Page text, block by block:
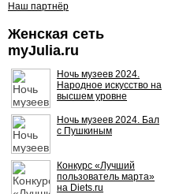
Наш партнёр
Женская сеть
myJulia.ru
Ночь музеев 2024.
Народное искусство на
высшем уровне
Ночь музеев 2024. Бал
с Пушкиным
Конкурс «Лучший
пользователь марта»
на Diets.ru